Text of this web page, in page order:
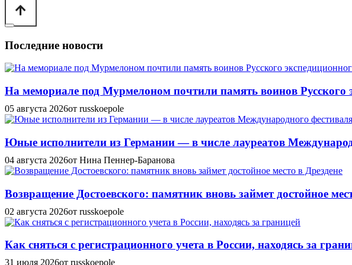
Последние новости
На мемориале под Мурмелоном почтили память воинов Русского
05 августа 2026от russkoepole
Юные исполнители из Германии — в числе лауреатов
04 августа 2026от Нина Пеннер-Баранова
Возвращение Достоевского: памятник вновь займет достойное
02 августа 2026от russkoepole
Как сняться с регистрационного учета в России, находясь за
31 июля 2026от russkoepole